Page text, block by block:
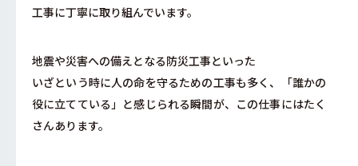
工事に丁寧に取り組んでいます。
地震や災害への備えとなる防災工事といった
いざという時に人の命を守るための工事も多く、
「誰かの
役に立てている」と感じられる瞬間が、この仕事にはたく
さんあります。